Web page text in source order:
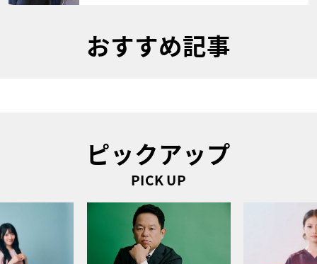
おすすめ記事
ピックアップ
PICK UP